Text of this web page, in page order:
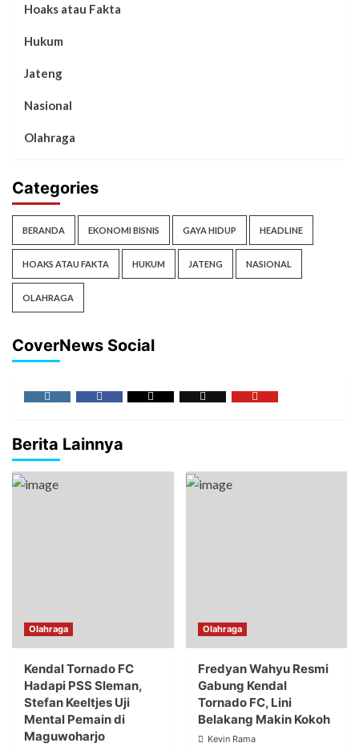
Hoaks atau Fakta
Hukum
Jateng
Nasional
Olahraga
Categories
BERANDA EKONOMI BISNIS GAYA HIDUP HEADLINE
HOAKS ATAU FAKTA HUKUM JATENG NASIONAL
OLAHRAGA
CoverNews Social
Berita Lainnya
Olahraga
Kendal Tornado FC
Hadapi PSS Sleman,
Stefan Keeltjes Uji
Mental Pemain di
Maguwoharjo
Olahraga
Fredyan Wahyu Resmi
Gabung Kendal
Tornado FC, Lini
Belakang Makin Kokoh
Kevin Rama